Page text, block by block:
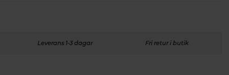
Leverans 1-3 dagar Fri retur i butik